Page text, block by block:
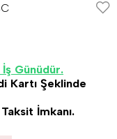
Günüdür.
Kartı Şeklinde
İmkanı.